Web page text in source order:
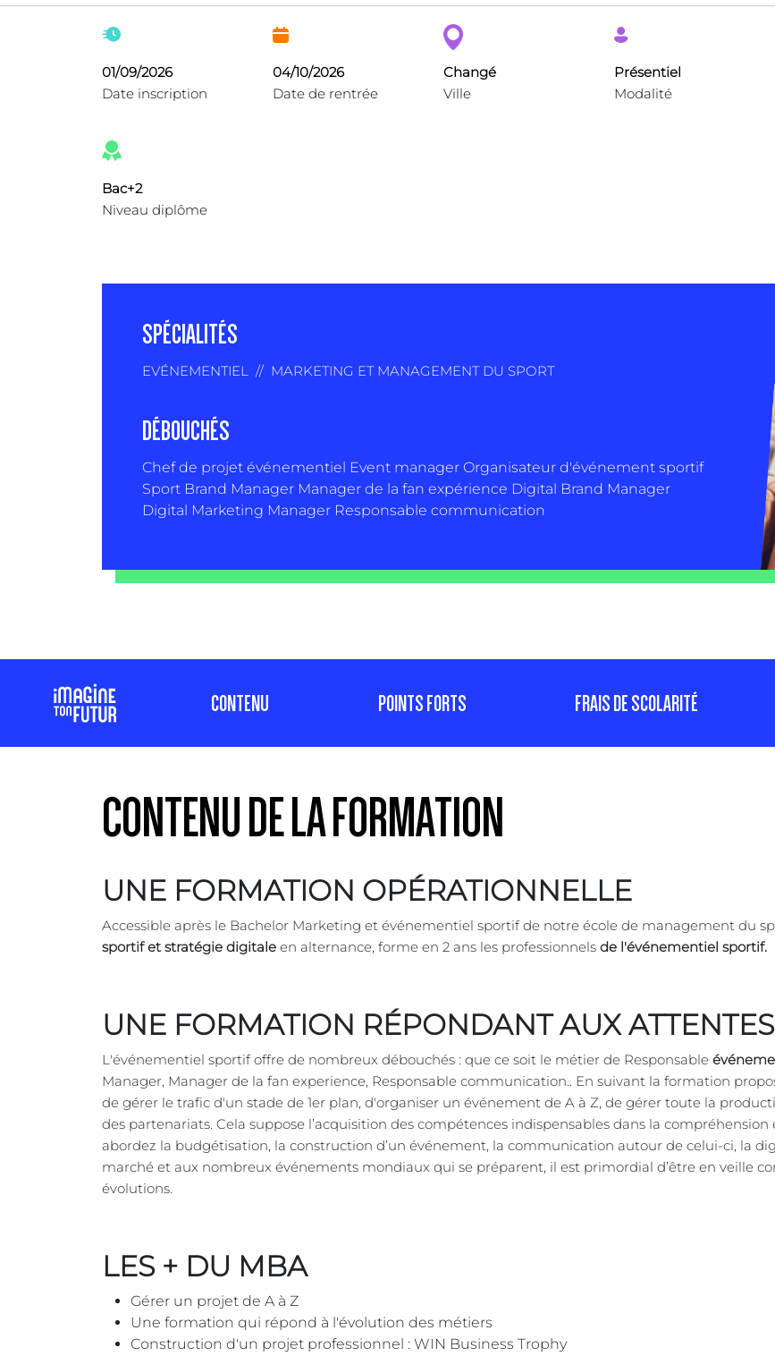
01/09/2026
Date inscription
04/10/2026
Date de rentrée
Changé
Ville
Présentiel
Modalité
Bac+2
Niveau diplôme
SPÉCIALITÉS
EVÉNEMENTIEL // MARKETING ET MANAGEMENT DU SPORT
DÉBOUCHÉS
Chef de projet événementiel Event manager Organisateur d'événement sportif
Sport Brand Manager Manager de la fan expérience Digital Brand Manager
Digital Marketing Manager Responsable communication
CONTENU POINTS FORTS FRAIS DE SCOLARITÉ
CONTENU DE LA FORMATION
UNE FORMATION OPÉRATIONNELLE
Accessible après le Bachelor Marketing et événementiel sportif de notre école de management du
sportif et stratégie digitale en alternance, forme en 2 ans les professionnels de l'événementiel sportif.
UNE FORMATION RÉPONDANT AUX
L'événementiel sportif offre de nombreux débouchés : que ce soit le métier de Responsable
Manager, Manager de la fan experience, Responsable communication.. En suivant la formation
de gérer le trafic d'un stade de 1er plan, d'organiser un événement de A à Z, de gérer toute la
des partenariats. Cela suppose l’acquisition des compétences indispensables dans la
abordez la budgétisation, la construction d’un événement, la communication autour de celui-ci, la
marché et aux nombreux événements mondiaux qui se préparent, il est primordial d’être en veille
évolutions.
LES + DU MBA
Gérer un projet de A à Z
Une formation qui répond à l'évolution des métiers
Construction d'un projet professionnel : WIN Business Trophy